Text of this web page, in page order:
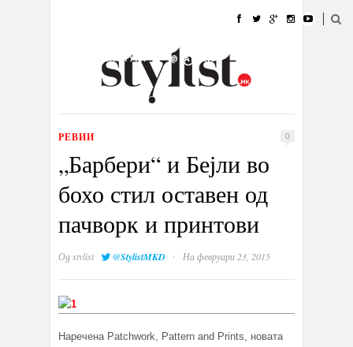
УБАВИНА
КУЛТУРА @РАБОТА
ИЗЛОГ
РЕВИИ 0
„Барбери“ и Бејли во
бохо стил оставен од
пачворк и принтови
Одstylist @StylistMKD · На февруари 23, 2015
Наречена Patchwork, Pattern and Prints, новата